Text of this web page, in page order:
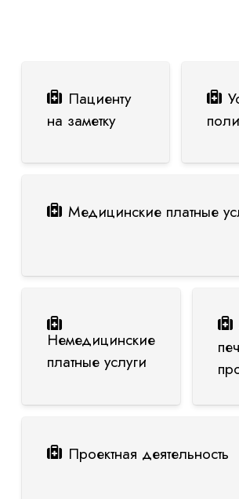
Пациенту
на заметку
Медицинские платные
Немедицинские
платные услуги
Проектная деятельность